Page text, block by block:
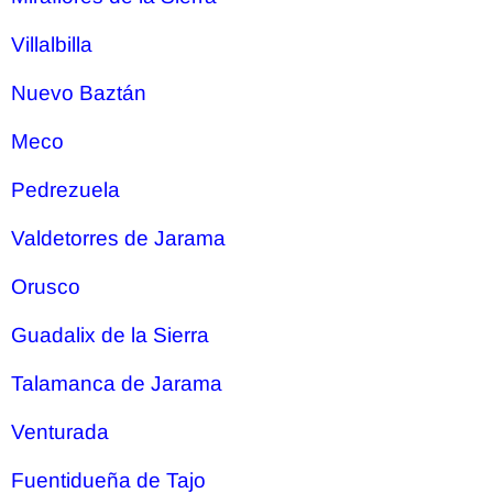
Villalbilla
Nuevo Baztán
Meco
Pedrezuela
Valdetorres de Jarama
Orusco
Guadalix de la Sierra
Talamanca de Jarama
Venturada
Fuentidueña de Tajo